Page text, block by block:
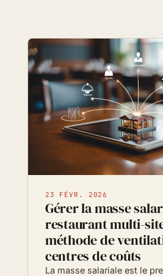
23 FÉVR. 2026
Gérer la masse
restaurant multi-
méthode de
centres de coûts
La masse salariale est le